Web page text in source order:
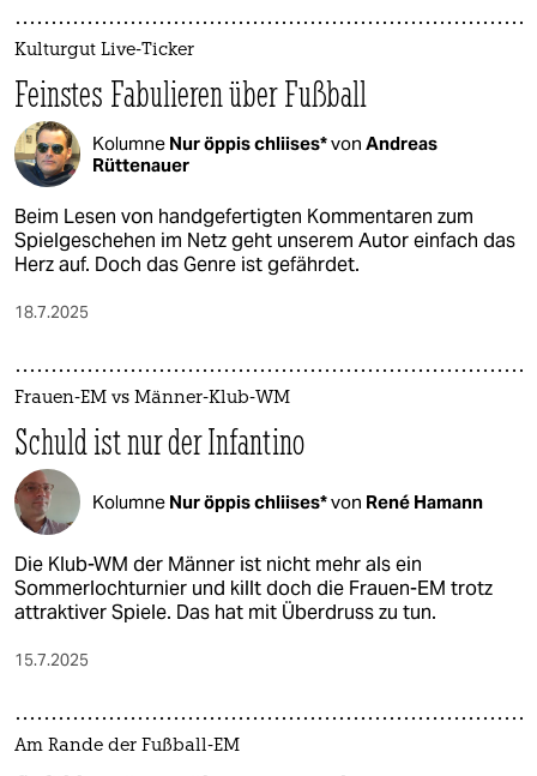
Kulturgut Live-Ticker
Feinstes Fabulieren über Fußball
Kolumne Nur öppis chliises*von Andreas
Rüttenauer
Beim Lesen von handgefertigten Kommentaren zum
Spielgeschehen im Netz geht unserem Autor einfach das
Herz auf. Doch das Genre ist gefährdet.
18.7.2025
Frauen-EM vs Männer-Klub-WM
Schuld ist nur der Infantino
Kolumne Nur öppis chliises*von René Hamann
Die Klub-WM der Männer ist nicht mehr als ein
Sommerlochturnier und killt doch die Frauen-EM trotz
attraktiver Spiele. Das hat mit Überdruss zu tun.
15.7.2025
Am Rande der Fußball-EM